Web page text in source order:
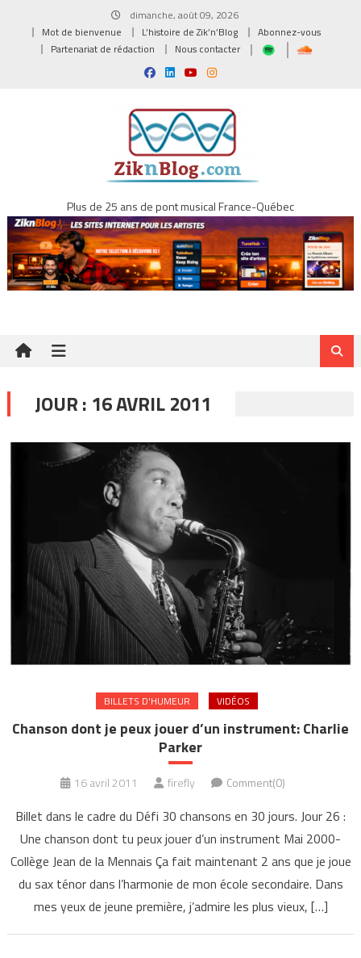
dimanche, août 09, 2026
Mot de bienvenue
L’histoire de Zik’n’Blog
Abonnez-vous
Partenariat de rédaction
Nous contacter
Plus de 25 ans de pont musical France-Québec
JOUR : 16 AVRIL 2011
BILLETS D'HUMEUR VIDÉOS
Chanson dont je peux jouer d’un instrument: Charlie
Parker
16 avril 2011 firefly Comment(0)
Billet dans le cadre du Défi 30 chansons en 30 jours. Jour 26 :
Une chanson dont tu peux jouer d’un instrument Mai 2000-
Collège Jean de la Mennais Ça fait maintenant 2 ans que je joue
du sax ténor dans l’harmonie de mon école secondaire. Dans
mes yeux de jeune première, j’admire les plus vieux, […]